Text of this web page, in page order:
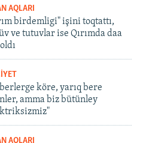
AQLARI
birdemligi" işini toqtattı,
ve tutuvlar ise Qırımda daa
köre, yarıq bere
amma biz bütünley
AQLARI